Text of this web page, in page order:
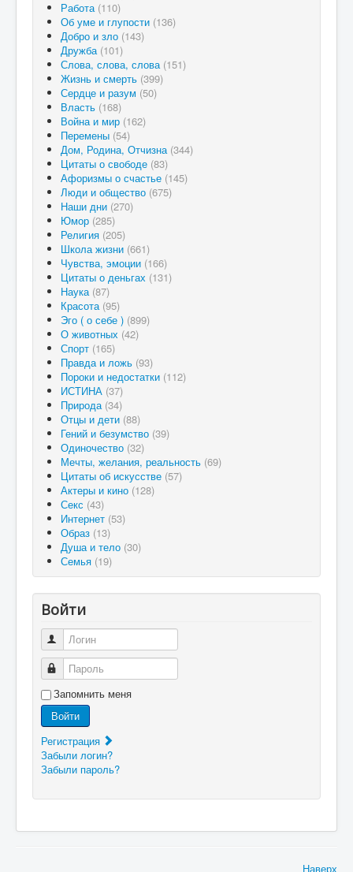
Работа (110)
Об уме и глупости (136)
Добро и зло (143)
Дружба (101)
Слова, слова, слова (151)
Жизнь и смерть (399)
Сердце и разум (50)
Власть (168)
Война и мир (162)
Перемены (54)
Дом, Родина, Отчизна (344)
Цитаты о свободе (83)
Афоризмы о счастье (145)
Люди и общество (675)
Наши дни (270)
Юмор (285)
Религия (205)
Школа жизни (661)
Чувства, эмоции (166)
Цитаты о деньгах (131)
Наука (87)
Красота (95)
Эго ( о себе ) (899)
О животных (42)
Спорт (165)
Правда и ложь (93)
Пороки и недостатки (112)
ИСТИНА (37)
Природа (34)
Отцы и дети (88)
Гений и безумство (39)
Одиночество (32)
Мечты, желания, реальность (69)
Цитаты об искусстве (57)
Актеры и кино (128)
Секс (43)
Интернет (53)
Образ (13)
Душа и тело (30)
Семья (19)
Войти
Логин
Пароль
Запомнить меня
Войти
Регистрация
Забыли логин?
Забыли пароль?
Наверх